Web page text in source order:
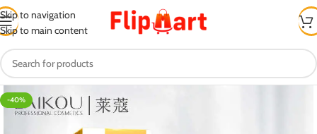
Skip to navigation
Skip to main content
-40%